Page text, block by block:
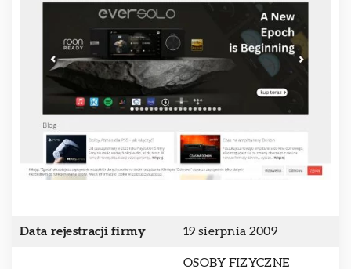
Data rejestracji firmy 19 sierpnia 2009
OSOBY FIZYCZNE